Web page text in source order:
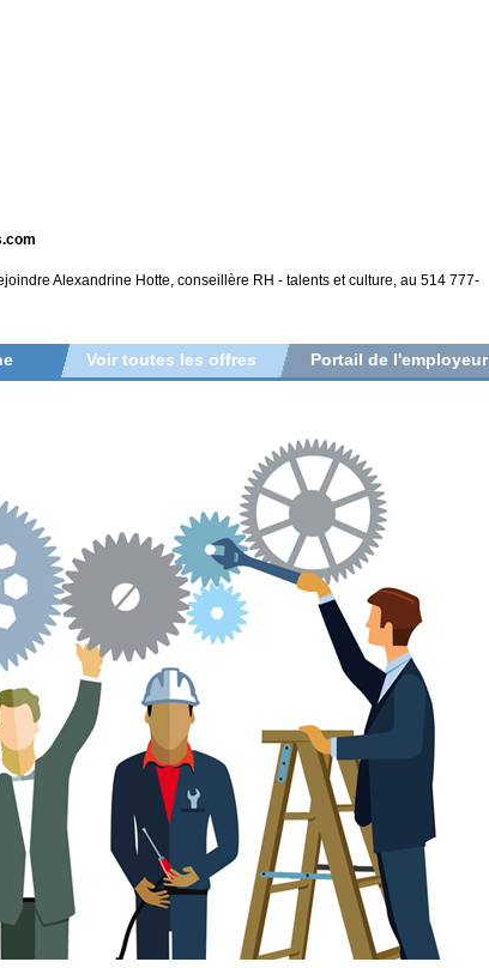
Alexandrine Hotte, conseillère RH - talents et culture, au 514 777-
Portail de l'employeur
Voir toutes les offres